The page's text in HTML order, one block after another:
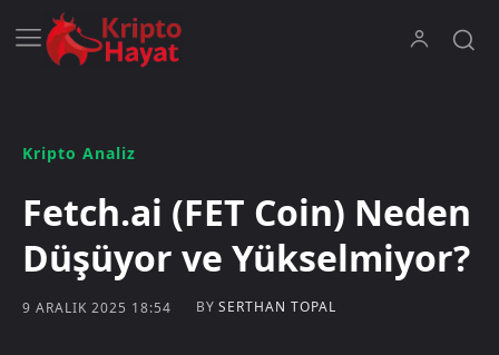
Kripto Analiz
Fetch.ai (FET Coin) Neden
Düşüyor ve Yükselmiyor?
9 ARALIK 2025 18:54 BY SERTHAN TOPAL